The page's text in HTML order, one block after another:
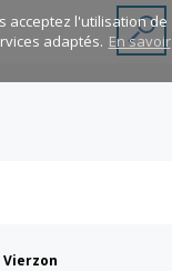
acceptez l'utilisation de
adaptés. En savoir